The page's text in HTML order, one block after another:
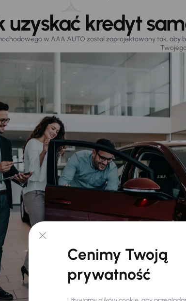
uzyskać kredyt
w AAA AUTO został zaprojektowany tak,
Cenimy Twoją
prywatność